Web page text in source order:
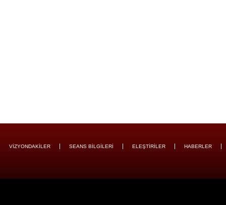
VİZYONDAKİLER SEANS BİLGİLERİ ELEŞTİRİLER HABERLER